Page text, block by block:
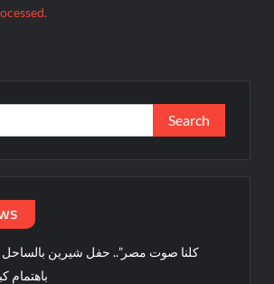
Search
for:
باهتمام